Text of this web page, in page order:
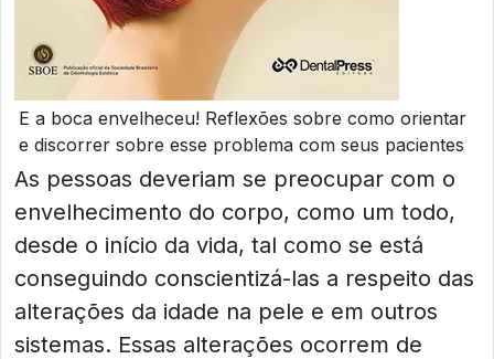
E a boca envelheceu! Reflexões sobre como orientar
e discorrer sobre esse problema com seus pacientes
As pessoas deveriam se preocupar com o
envelhecimento do corpo, como um todo,
desde o início da vida, tal como se está
conseguindo conscientizá-las a respeito das
alterações da idade na pele e em outros
sistemas. Essas alterações ocorrem de